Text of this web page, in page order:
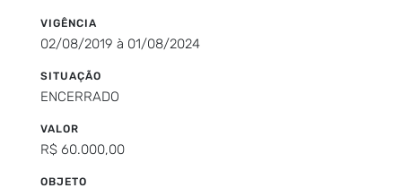
VIGÊNCIA
02/08/2019 à 01/08/2024
SITUAÇÃO
ENCERRADO
VALOR
R$ 60.000,00
OBJETO